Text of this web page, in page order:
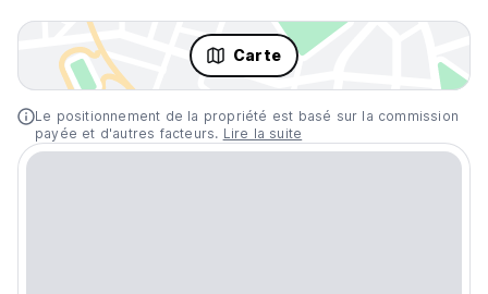
Carte
Le positionnement de la propriété est basé sur la commission
payée et d'autres facteurs. Lire la suite